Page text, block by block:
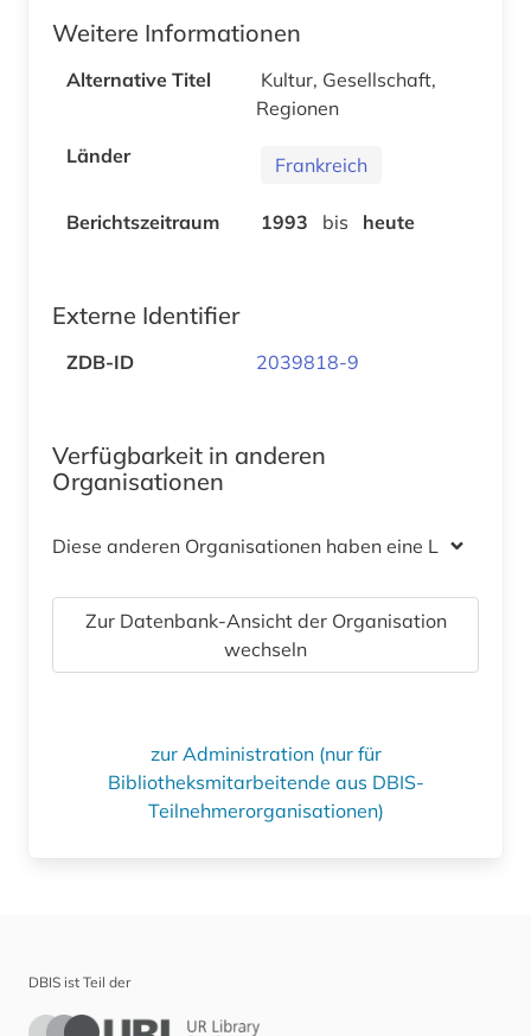
Weitere Informationen
Alternative Titel
Kultur, Gesellschaft,
Regionen
Länder
Frankreich
Berichtszeitraum 1993 bis heute
Externe Identifier
ZDB-ID 2039818-9
Verfügbarkeit in anderen
Organisationen
Diese anderen Organisationen haben eine Lizenz
Zur Datenbank-Ansicht der Organisation
wechseln
zur Administration (nur für
Bibliotheksmitarbeitende aus DBIS-
Teilnehmerorganisationen)
DBIS ist Teil der